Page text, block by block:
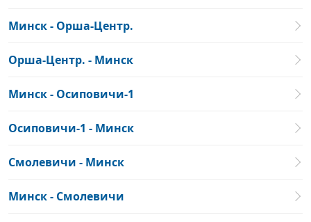
Минск - Орша-Центр.
Орша-Центр. - Минск
Минск - Осиповичи-1
Осиповичи-1 - Минск
Смолевичи - Минск
Минск - Смолевичи